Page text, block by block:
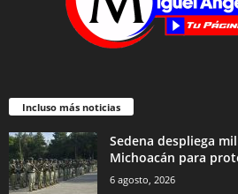
Incluso más noticias
Sedena despliega
Michoacán para
6 agosto, 2026